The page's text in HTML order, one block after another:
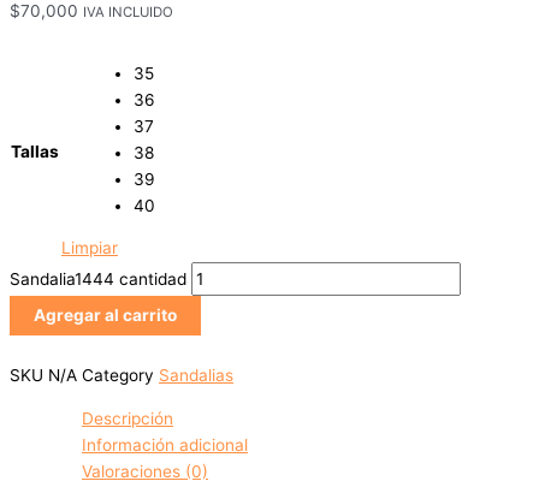
$70,000 IVA INCLUIDO
Tallas
35
36
37
38
39
40
Limpiar
Sandalia1444 cantidad
Agregar al carrito
SKU N/A Category Sandalias
Descripción
Información adicional
Valoraciones (0)